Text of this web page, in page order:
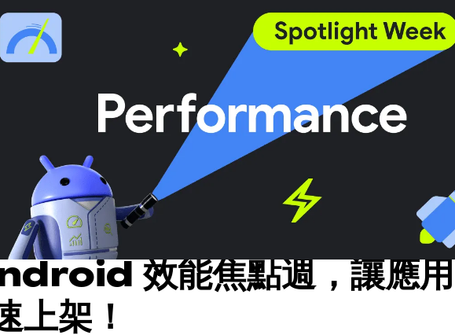
效能焦點週，讓應用
上架！